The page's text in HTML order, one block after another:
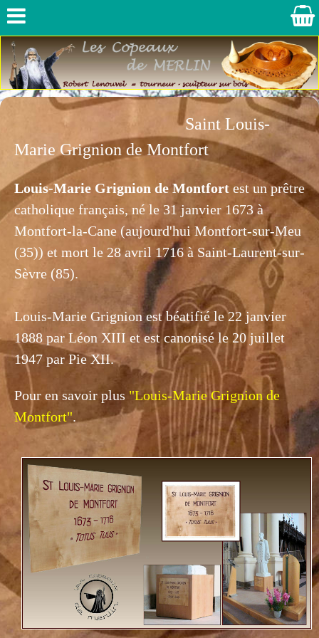
Saint Louis-
Marie Grignion de Montfort
Louis-Marie Grignion de Montfort est un prêtre
catholique français, né le 31 janvier 1673 à
Montfort-la-Cane (aujourd'hui Montfort-sur-Meu
(35)) et mort le 28 avril 1716 à Saint-Laurent-sur-
Sèvre (85).
Louis-Marie Grignion est béatifié le 22 janvier
1888 par Léon XIII et est canonisé le 20 juillet
1947 parPie XII.
Pour en savoir plus "Louis-Marie Grignion de
Montfort".